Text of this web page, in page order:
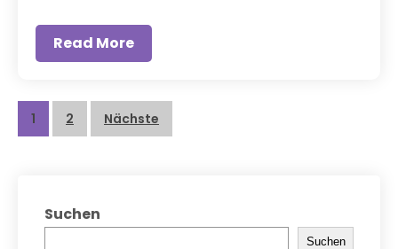
Read More
Beitragsnavigation
1 2 Nächste
Suchen
Suchen